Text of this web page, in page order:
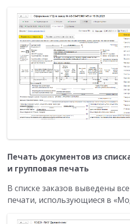
Печать документов из
и групповая печать
В списке заказов выведены
печати, использующиеся в